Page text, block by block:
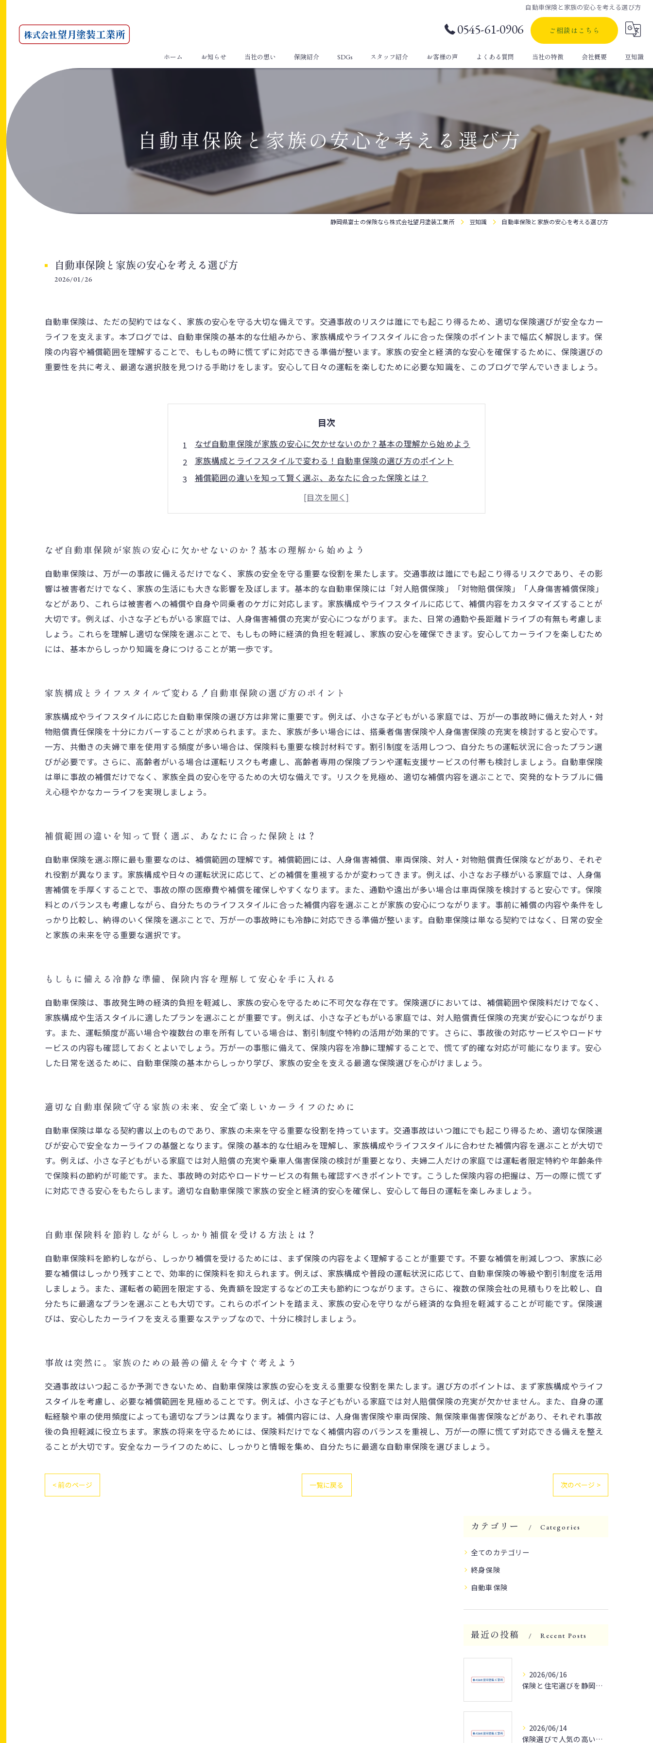
自動車保険と家族の安心を考える選び方
0545-61-0906 ご相談はこちら
ホーム お知らせ 当社の想い 保険紹介 SDGs スタッフ紹介 お客様の声 よくある質問 当社の特徴
自動車保険
定期保険
医療保険
会社概要 豆知識
自動車保険と家族の安心を考える選び方
静岡県富士の保険なら株式会社望月塗装工業所 豆知識 自動車保険と家族の安心を考える選び方
自動車保険と家族の安心を考える選び方
2026/01/26
自動車保険は、ただの契約ではなく、家族の安心を守る大切な備えです。交通事故のリスクは誰にでも起こり得るため、適切な保険選びが安全なカー
ライフを支えます。本ブログでは、自動車保険の基本的な仕組みから、家族構成やライフスタイルに合った保険のポイントまで幅広く解説します。保
険の内容や補償範囲を理解することで、もしもの時に慌てずに対応できる準備が整います。家族の安全と経済的な安心を確保するために、保険選びの
重要性を共に考え、最適な選択肢を見つける手助けをします。安心して日々の運転を楽しむために必要な知識を、このブログで学んでいきましょう。
目次
なぜ自動車保険が家族の安心に欠かせないのか？基本の理解から始めよう
家族構成とライフスタイルで変わる！自動車保険の選び方のポイント
補償範囲の違いを知って賢く選ぶ、あなたに合った保険とは？
もしもに備える冷静な準備、保険内容を理解して安心を手に入れる
適切な自動車保険で守る家族の未来、安全で楽しいカーライフのために
事故は突然に。家族のための最善の備えを今すぐ考えよう
なぜ自動車保険が家族の安心に欠かせないのか？基本の理解から始めよう
自動車保険は、万が一の事故に備えるだけでなく、家族の安全を守る重要な役割を果たします。交通事故は誰にでも起こり得るリスクであり、その影
響は被害者だけでなく、家族の生活にも大きな影響を及ぼします。基本的な自動車保険には「対人賠償保険」「対物賠償保険」「人身傷害補償保険」
などがあり、これらは被害者への補償や自身や同乗者のケガに対応します。家族構成やライフスタイルに応じて、補償内容をカスタマイズすることが
大切です。例えば、小さな子どもがいる家庭では、人身傷害補償の充実が安心につながります。また、日常の通勤や長距離ドライブの有無も考慮しま
しょう。これらを理解し適切な保険を選ぶことで、もしもの時に経済的負担を軽減し、家族の安心を確保できます。安心してカーライフを楽しむため
には、基本からしっかり知識を身につけることが第一歩です。
家族構成とライフスタイルで変わる！自動車保険の選び方のポイント
家族構成やライフスタイルに応じた自動車保険の選び方は非常に重要です。例えば、小さな子どもがいる家庭では、万が一の事故時に備えた対人・対
物賠償責任保険を十分にカバーすることが求められます。また、家族が多い場合には、搭乗者傷害保険や人身傷害保険の充実を検討すると安心です。
一方、共働きの夫婦で車を使用する頻度が多い場合は、保険料も重要な検討材料です。割引制度を活用しつつ、自分たちの運転状況に合ったプラン選
びが必要です。さらに、高齢者がいる場合は運転リスクも考慮し、高齢者専用の保険プランや運転支援サービスの付帯も検討しましょう。自動車保険
は単に事故の補償だけでなく、家族全員の安心を守るための大切な備えです。リスクを見極め、適切な補償内容を選ぶことで、突発的なトラブルに備
え心穏やかなカーライフを実現しましょう。
補償範囲の違いを知って賢く選ぶ、あなたに合った保険とは？
自動車保険を選ぶ際に最も重要なのは、補償範囲の理解です。補償範囲には、人身傷害補償、車両保険、対人・対物賠償責任保険などがあり、それぞ
れ役割が異なります。家族構成や日々の運転状況に応じて、どの補償を重視するかが変わってきます。例えば、小さなお子様がいる家庭では、人身傷
害補償を手厚くすることで、事故の際の医療費や補償を確保しやすくなります。また、通勤や遠出が多い場合は車両保険を検討すると安心です。保険
料とのバランスも考慮しながら、自分たちのライフスタイルに合った補償内容を選ぶことが家族の安心につながります。事前に補償の内容や条件をし
っかり比較し、納得のいく保険を選ぶことで、万が一の事故時にも冷静に対応できる準備が整います。自動車保険は単なる契約ではなく、日常の安全
と家族の未来を守る重要な選択です。
もしもに備える冷静な準備、保険内容を理解して安心を手に入れる
自動車保険は、事故発生時の経済的負担を軽減し、家族の安心を守るために不可欠な存在です。保険選びにおいては、補償範囲や保険料だけでなく、
家族構成や生活スタイルに適したプランを選ぶことが重要です。例えば、小さな子どもがいる家庭では、対人賠償責任保険の充実が安心につながりま
す。また、運転頻度が高い場合や複数台の車を所有している場合は、割引制度や特約の活用が効果的です。さらに、事故後の対応サービスやロードサ
ービスの内容も確認しておくとよいでしょう。万が一の事態に備えて、保険内容を冷静に理解することで、慌てず的確な対応が可能になります。安心
した日常を送るために、自動車保険の基本からしっかり学び、家族の安全を支える最適な保険選びを心がけましょう。
適切な自動車保険で守る家族の未来、安全で楽しいカーライフのために
自動車保険は単なる契約書以上のものであり、家族の未来を守る重要な役割を持っています。交通事故はいつ誰にでも起こり得るため、適切な保険選
びが安心で安全なカーライフの基盤となります。保険の基本的な仕組みを理解し、家族構成やライフスタイルに合わせた補償内容を選ぶことが大切で
す。例えば、小さな子どもがいる家庭では対人賠償の充実や乗車人傷害保険の検討が重要となり、夫婦二人だけの家庭では運転者限定特約や年齢条件
で保険料の節約が可能です。また、事故時の対応やロードサービスの有無も確認すべきポイントです。こうした保険内容の把握は、万一の際に慌てず
に対応できる安心をもたらします。適切な自動車保険で家族の安全と経済的安心を確保し、安心して毎日の運転を楽しみましょう。
自動車保険料を節約しながらしっかり補償を受ける方法とは？
自動車保険料を節約しながら、しっかり補償を受けるためには、まず保険の内容をよく理解することが重要です。不要な補償を削減しつつ、家族に必
要な補償はしっかり残すことで、効率的に保険料を抑えられます。例えば、家族構成や普段の運転状況に応じて、自動車保険の等級や割引制度を活用
しましょう。また、運転者の範囲を限定する、免責額を設定するなどの工夫も節約につながります。さらに、複数の保険会社の見積もりを比較し、自
分たちに最適なプランを選ぶことも大切です。これらのポイントを踏まえ、家族の安心を守りながら経済的な負担を軽減することが可能です。保険選
びは、安心したカーライフを支える重要なステップなので、十分に検討しましょう。
事故は突然に。家族のための最善の備えを今すぐ考えよう
交通事故はいつ起こるか予測できないため、自動車保険は家族の安心を支える重要な役割を果たします。選び方のポイントは、まず家族構成やライフ
スタイルを考慮し、必要な補償範囲を見極めることです。例えば、小さな子どもがいる家庭では対人賠償保険の充実が欠かせません。また、自身の運
転経験や車の使用頻度によっても適切なプランは異なります。補償内容には、人身傷害保険や車両保険、無保険車傷害保険などがあり、それぞれ事故
後の負担軽減に役立ちます。家族の将来を守るためには、保険料だけでなく補償内容のバランスを重視し、万が一の際に慌てず対応できる備えを整え
ることが大切です。安全なカーライフのために、しっかりと情報を集め、自分たちに最適な自動車保険を選びましょう。
< 前のページ 一覧に戻る 次のページ >
カテゴリー Categories
全てのカテゴリー
終身保険
自動車保険
最近の投稿 Recent Posts
2026/06/16
保険と住宅選びを静岡県静岡市清水区の災害リスクや資産性から徹底解説
2026/06/14
保険選びで人気の高い静岡県富士市のポイントと家計最適化の秘訣